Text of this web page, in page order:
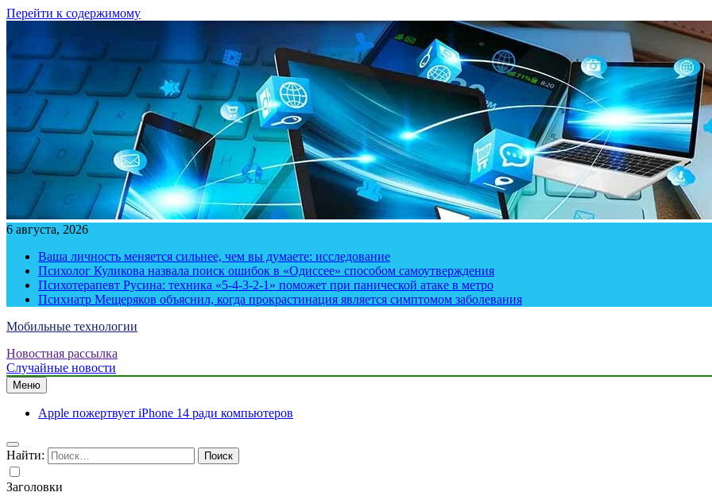
Перейти к содержимому
6 августа, 2026
Ваша личность меняется сильнее, чем вы думаете: исследование
Психолог Куликова назвала поиск ошибок в «Одиссее» способом самоутверждения
Психотерапевт Русина: техника «5-4-3-2-1» поможет при панической атаке в метро
Психиатр Мещеряков объяснил, когда прокрастинация является симптомом заболевания
Мобильные технологии
Новостная рассылка
Случайные новости
Меню
Apple пожертвует iPhone 14 ради компьютеров
Найти:
Заголовки